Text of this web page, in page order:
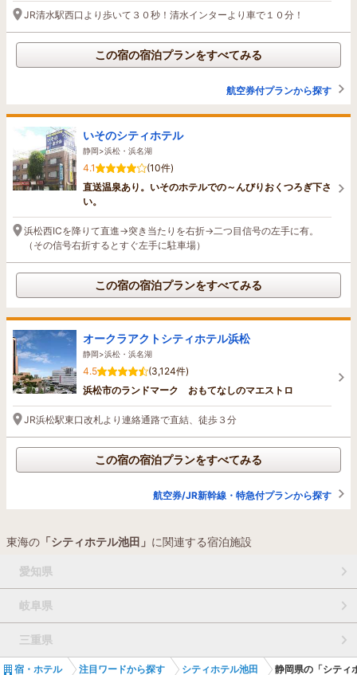
JR清水駅西口より歩いて３０秒！清水インターより車で１０分！
この宿の宿泊プランをすべてみる
航空券付プランから探す
いそのシティホテル
静岡>浜松・浜名湖
4.1
(10件)
直送温泉あり。いそのホテルでの～んびりおくつろぎ下さ
い。
浜松西ICを降りて直進→突き当たりを右折→二つ目信号の左手に有。
（その信号右折するとすぐ左手に駐車場）
この宿の宿泊プランをすべてみる
オークラアクトシティホテル浜松
静岡>浜松・浜名湖
4.5
(3,124件)
浜松市のランドマーク おもてなしのマエストロ
JR浜松駅東口改札より連絡通路で直結、徒歩３分
この宿の宿泊プランをすべてみる
航空券/JR新幹線・特急付プランから探す
東海の 「シティホテル池田」 に関連する宿泊施設
愛知県
岐阜県
三重県
宿・ホテル 注目ワードから探す シティホテル池田 静岡県の「シティ